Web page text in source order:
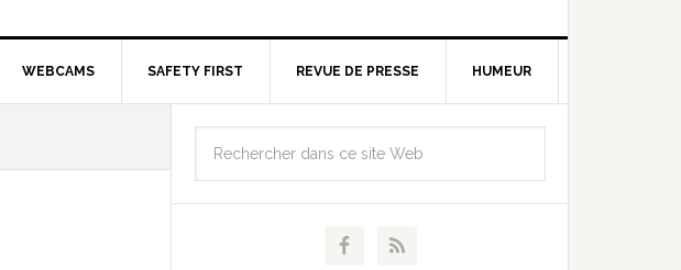
WEBCAMS SAFETY FIRST REVUE DE PRESSE HUMEUR